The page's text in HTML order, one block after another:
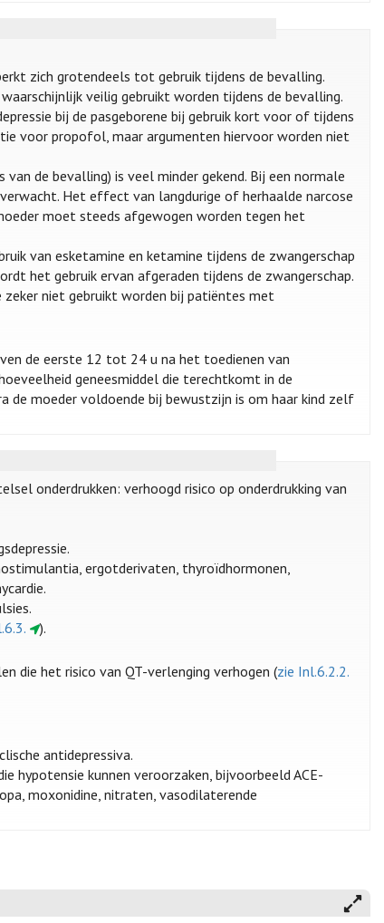
zich grotendeels tot gebruik tijdens de bevalling.
veilig gebruikt worden tijdens de bevalling.
bij de pasgeborene bij gebruik kort voor of tijdens
voor propofol, maar argumenten hiervoor worden niet
de bevalling) is veel minder gekend. Bij een normale
Het effect van langdurige of herhaalde narcose
moet steeds afgewogen worden tegen het
van esketamine en ketamine tijdens de zwangerschap
het gebruik ervan afgeraden tijdens de zwangerschap.
niet gebruikt worden bij patiëntes met
de eerste 12 tot 24 u na het toedienen van
geneesmiddel die terechtkomt in de
de moeder voldoende bij bewustzijn is om haar kind zelf
onderdrukken: verhoogd risico op onderdrukking van
ergotderivaten, thyroïdhormonen,
).
die het risico van QT-verlenging verhogen (zie Inl.6.2.2.
antidepressiva.
hypotensie kunnen veroorzaken, bijvoorbeeld ACE-
moxonidine, nitraten, vasodilaterende